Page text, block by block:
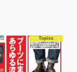
Topics